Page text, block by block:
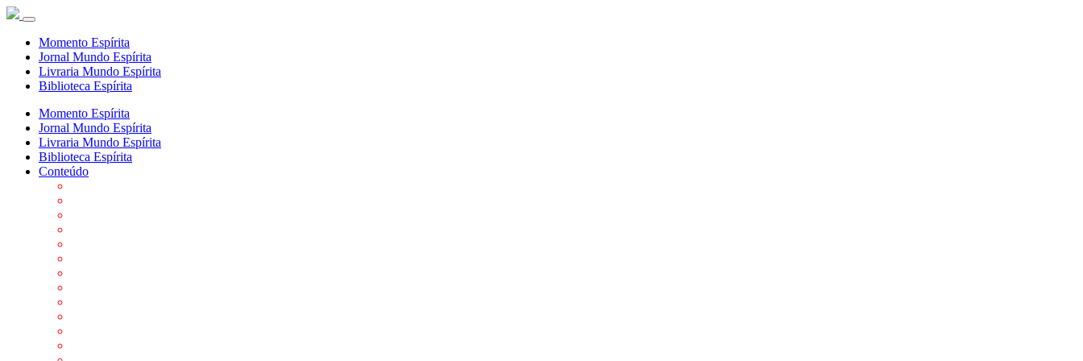
Momento Espírita
Jornal Mundo Espírita
Livraria Mundo Espírita
Biblioteca Espírita
Momento Espírita
Jornal Mundo Espírita
Livraria Mundo Espírita
Biblioteca Espírita
Conteúdo